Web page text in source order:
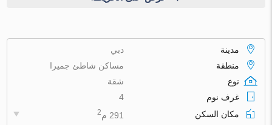
مدينة
دبي
منطقة
مساكن شاطئ جميرا
نوع
شقة
غرف نوم
4
مكان السكن
291 م 2